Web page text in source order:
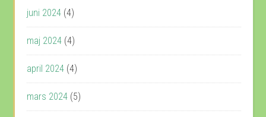
juni 2024 (4)
maj 2024 (4)
april 2024 (4)
mars 2024 (5)